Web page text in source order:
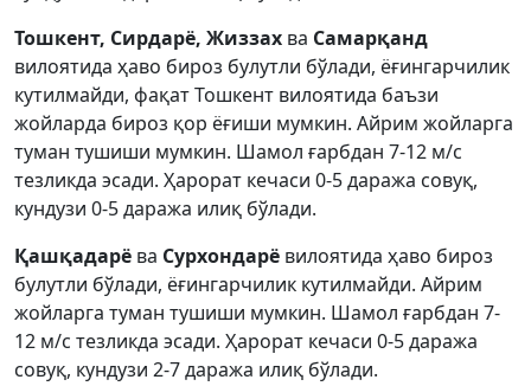
Тошкент, Сирдарё, Жиззах ва Самарқанд
вилоятида ҳаво бироз булутли бўлади, ёғингарчилик
кутилмайди, фақат Тошкент вилоятида баъзи
жойларда бироз қор ёғиши мумкин. Айрим жойларга
туман тушиши мумкин. Шамол ғарбдан 7-12 м/с
тезликда эсади. Ҳарорат кечаси 0-5 даража совуқ,
кундузи 0-5 даража илиқ бўлади.
Қашқадарё ва Сурхондарё вилоятида ҳаво бироз
булутли бўлади, ёғингарчилик кутилмайди. Айрим
жойларга туман тушиши мумкин. Шамол ғарбдан 7-
12 м/с тезликда эсади. Ҳарорат кечаси 0-5 даража
совуқ, кундузи 2-7 даража илиқ бўлади.